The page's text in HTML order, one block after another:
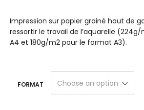
Impression sur papier grainé haut de
ressortir le travail de l’aquarelle
A4 et 180g/m2 pour le format A3).
FORMAT Choose an option